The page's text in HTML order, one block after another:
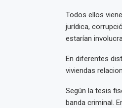
Todos ellos
jurídica,
estarían
En diferentes
viviendas
Según la tesis
banda criminal.